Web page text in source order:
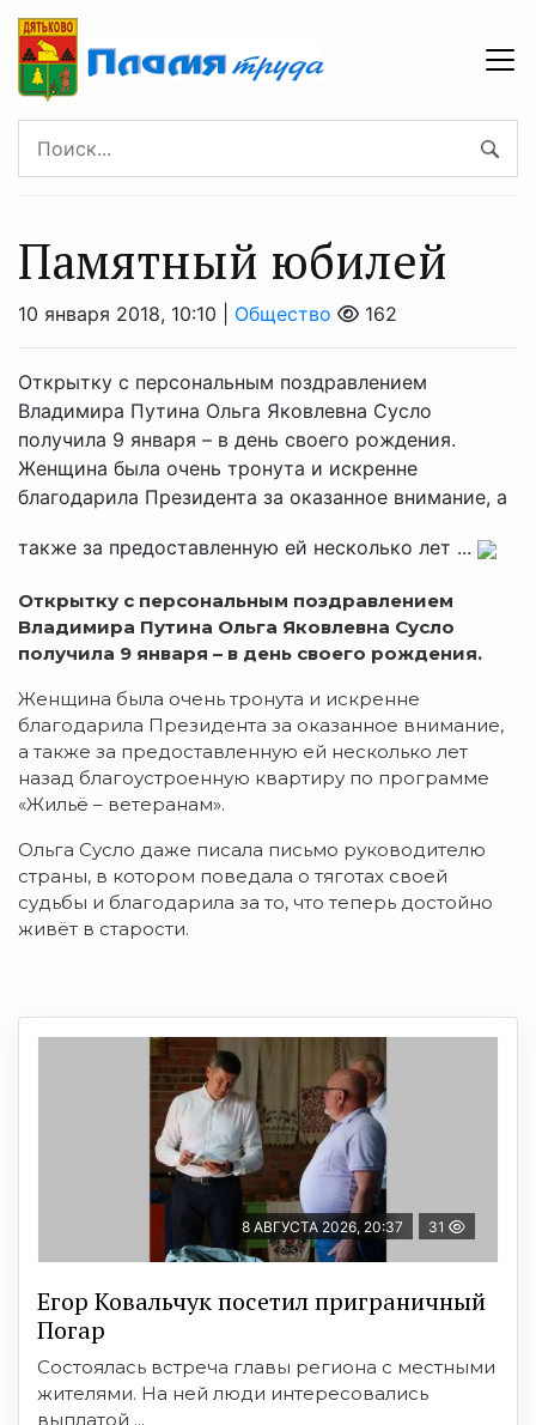
Памятный юбилей
10 января 2018, 10:10 | Общество 162
Открытку с персональным поздравлением
Владимира Путина Ольга Яковлевна Сусло
получила 9 января – в день своего рождения.
Женщина была очень тронута и искренне
благодарила Президента за оказанное внимание, а
также за предоставленную ей несколько лет ...
Открытку с персональным поздравлением
Владимира Путина Ольга Яковлевна Сусло
получила 9 января – в день своего рождения.
Женщина была очень тронута и искренне
благодарила Президента за оказанное внимание,
а также за предоставленную ей несколько лет
назад благоустроенную квартиру по программе
«Жильё – ветеранам».
Ольга Сусло даже писала письмо руководителю
страны, в котором поведала о тяготах своей
судьбы и благодарила за то, что теперь достойно
живёт в старости.
8 АВГУСТА 2026, 20:37 31
Егор Ковальчук посетил приграничный
Погар
Состоялась встреча главы региона с местными
жителями. На ней люди интересовались
выплатой ...